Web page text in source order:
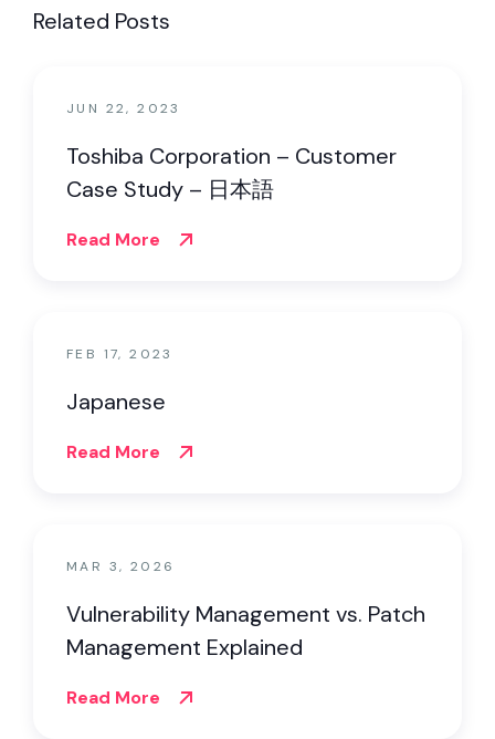
Related Posts
JUN 22, 2023
Toshiba Corporation – Customer
Case Study – 日本語
Read More
FEB 17, 2023
Japanese
Read More
MAR 3, 2026
Vulnerability Management vs. Patch
Management Explained
Read More